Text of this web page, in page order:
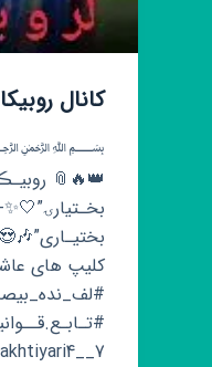
کانال
﷽
👑🔥📎
کلیپ های